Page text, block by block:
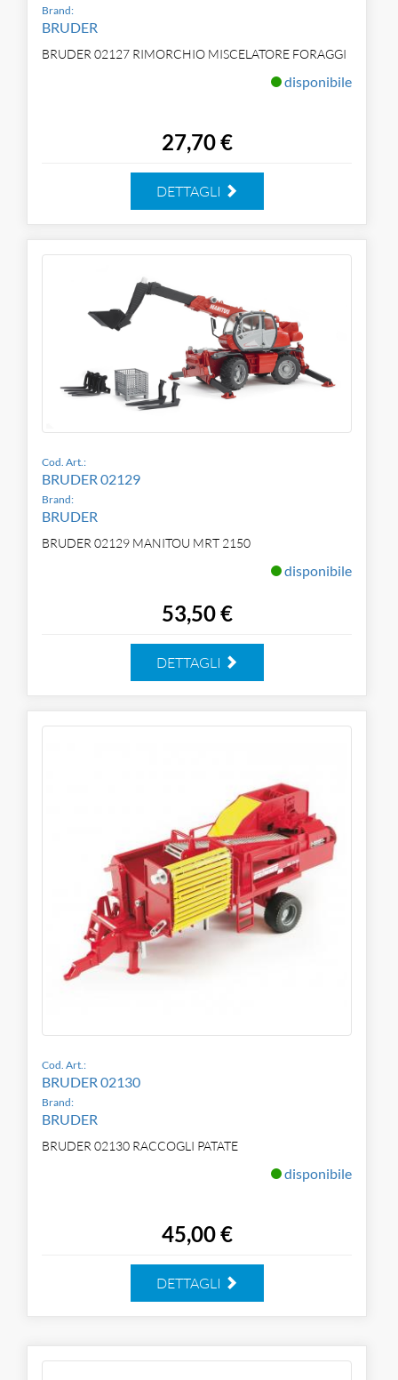
Brand:
BRUDER
BRUDER 02127 RIMORCHIO MISCELATORE FORAGGI
disponibile
27,70 €
DETTAGLI
Cod. Art.:
BRUDER 02129
Brand:
BRUDER
BRUDER 02129 MANITOU MRT 2150
disponibile
53,50 €
DETTAGLI
Cod. Art.:
BRUDER 02130
Brand:
BRUDER
BRUDER 02130 RACCOGLI PATATE
disponibile
45,00 €
DETTAGLI